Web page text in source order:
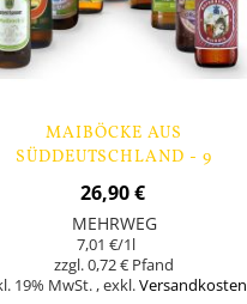
MAIBÖCKE AUS
SÜDDEUTSCHLAND - 9
FLASCHEN
26,90 €
MEHRWEG
7,01 €/1l
0,72 €
19% MwSt. ,exkl.Versandkosten